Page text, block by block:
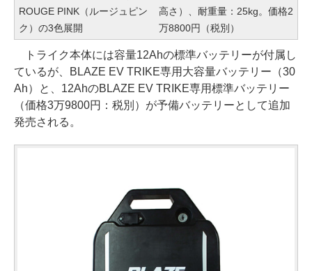
ROUGE PINK（ルージュピン
ク）の3色展開
高さ）、耐重量：25kg。価格2
万8800円（税別）
トライク本体には容量12Ahの標準バッテリーが付属し
ているが、BLAZE EV TRIKE専用大容量バッテリー（30
Ah）と、12AhのBLAZE EV TRIKE専用標準バッテリー
（価格3万9800円：税別）が予備バッテリーとして追加
発売される。